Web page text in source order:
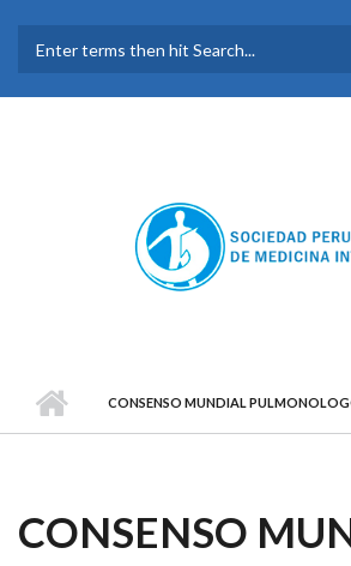
FORMULARIO DE
BÚSQUEDA
CONSENSO MUNDIAL
CONSENSO